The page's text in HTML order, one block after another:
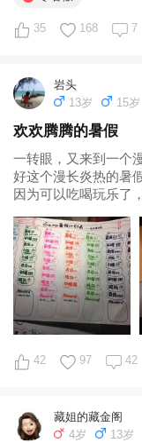
35 168 7
岩头
13岁
15岁
欢欢腾腾的暑假
一转眼，又来到一个
好这个漫长炎热的暑
因为可以吃喝玩乐了
如何平衡学习和玩耍
个即将步入小学，一
42 97 42
藏姐的藏金阁
4岁
13岁